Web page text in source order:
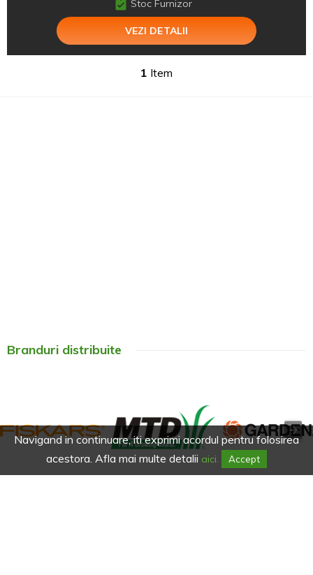
Stoc Furnizor
VEZI DETALII
1 Item
Branduri distribuite
Navigand in continuare, iti exprimi acordul pentru folosirea
acestora. Afla mai multe detalii aici. Accept